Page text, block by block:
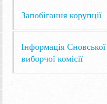
Запобігання корупції
Інформація Сновської
виборчої комісії